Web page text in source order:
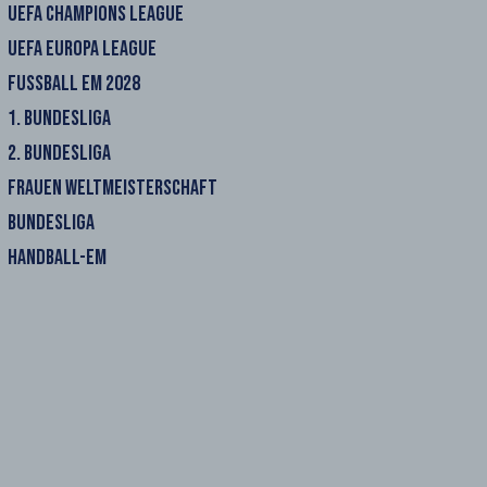
UEFA CHAMPIONS LEAGUE
UEFA EUROPA LEAGUE
FUSSBALL EM 2028
1. BUNDESLIGA
2. BUNDESLIGA
FRAUEN WELTMEISTERSCHAFT
BUNDESLIGA
HANDBALL-EM